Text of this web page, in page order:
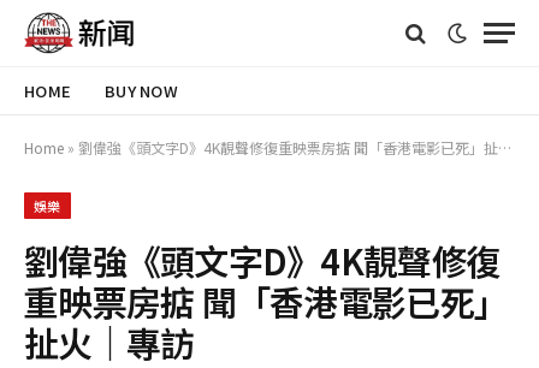
HOME BUY NOW
Home » 劉偉強《頭文字D》4K靚聲修復重映票房掂 聞「香港電影已死」扯火｜專訪
娛樂
劉偉強《頭文字D》4K靚聲修復
重映票房掂 聞「香港電影已死」
扯火｜專訪